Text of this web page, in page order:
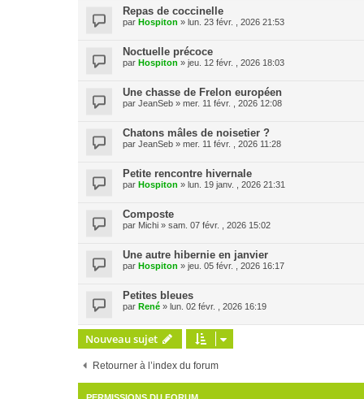
Repas de coccinelle
par Hospiton » lun. 23 févr. , 2026 21:53
Noctuelle précoce
par Hospiton » jeu. 12 févr. , 2026 18:03
Une chasse de Frelon européen
par JeanSeb » mer. 11 févr. , 2026 12:08
Chatons mâles de noisetier ?
par JeanSeb » mer. 11 févr. , 2026 11:28
Petite rencontre hivernale
par Hospiton » lun. 19 janv. , 2026 21:31
Composte
par Michi » sam. 07 févr. , 2026 15:02
Une autre hibernie en janvier
par Hospiton » jeu. 05 févr. , 2026 16:17
Petites bleues
par René » lun. 02 févr. , 2026 16:19
Nouveau sujet
Retourner à l’index du forum